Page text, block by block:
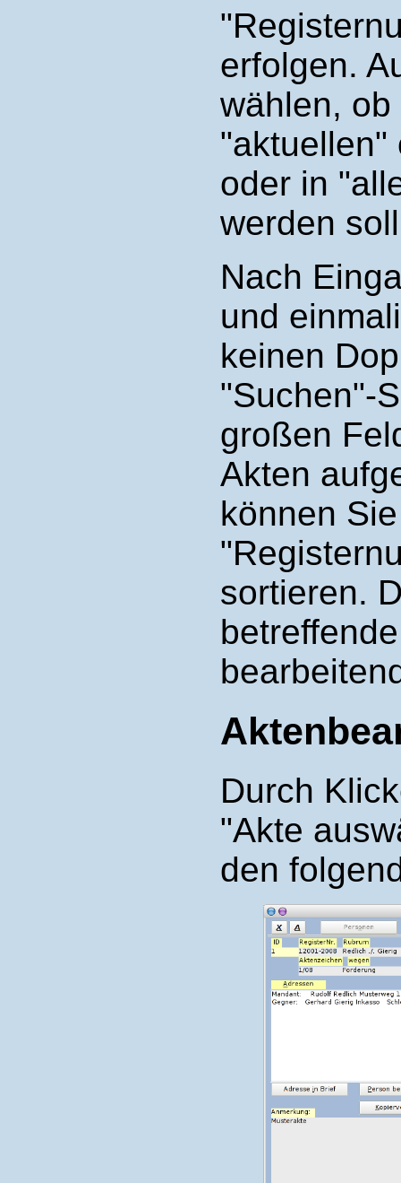
erfolgen.
wählen,
"aktuellen"
oder in
werden
Nach
und
keinen
"Suchen"-
großen
Akten
können
sortieren.
Durch
"Akte
den